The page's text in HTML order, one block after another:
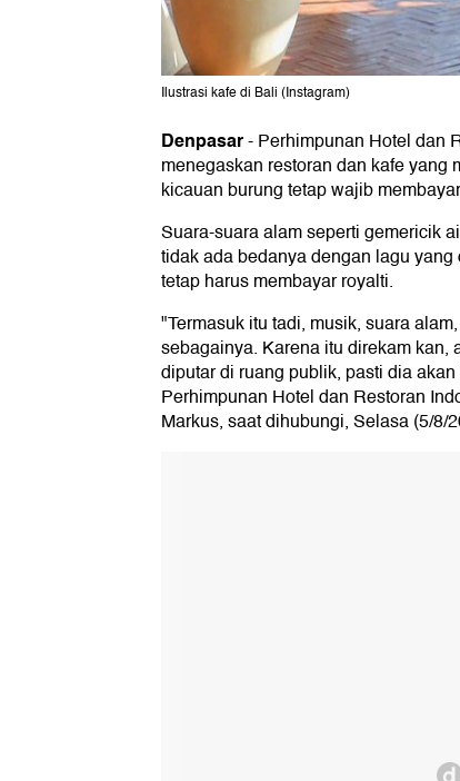
Ilustrasi kafe di Bali (Instagram)
Denpasar-Perhimpunan Hotel dan
menegaskan restoran dan kafe yang
kicauan burung tetap wajib
Suara-suara alam seperti gemericik
tidak ada bedanya dengan lagu
tetap harus membayar royalti.
"Termasuk itu tadi, musik, suara
sebagainya. Karena itu direkam kan,
diputar di ruang publik, pasti dia
Perhimpunan Hotel dan Restoran
Markus, saat dihubungi, Selasa (5/8/